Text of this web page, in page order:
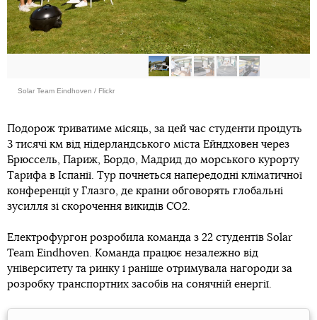
Solar Team Eindhoven / Flickr
Подорож триватиме місяць, за цей час студенти проїдуть
3 тисячі км від нідерландського міста Ейндховен через
Брюссель, Париж, Бордо, Мадрид до морського курорту
Тарифа в Іспанії. Тур почнеться напередодні кліматичної
конференції у Глазго, де країни обговорять глобальні
зусилля зі скорочення викидів CO2.
Електрофургон розробила команда з 22 студентів Solar
Team Eindhoven. Команда працює незалежно від
університету та ринку і раніше отримувала нагороди за
розробку транспортних засобів на сонячній енергії.